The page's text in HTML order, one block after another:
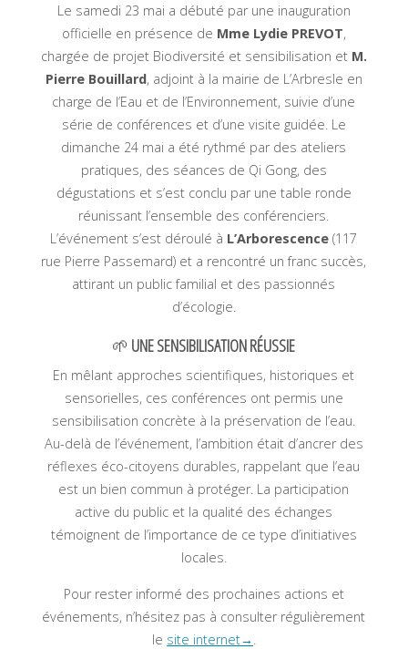
Le samedi 23 mai a débuté par une inauguration
officielle en présence de Mme Lydie PREVOT,
chargée de projet Biodiversité et sensibilisation et M.
Pierre Bouillard, adjoint à la mairie de L’Arbresle en
charge de l’Eau et de l’Environnement, suivie d’une
série de conférences et d’une visite guidée. Le
dimanche 24 mai a été rythmé par des ateliers
pratiques, des séances de Qi Gong, des
dégustations et s’est conclu par une table ronde
réunissant l’ensemble des conférenciers
L’événement s’est déroulé à L’Arborescence (117
rue Pierre Passemard) et a rencontré un franc succès,
attirant un public familial et des passionnés
d’écologie.
🌱 UNE SENSIBILISATION RÉUSSIE
En mêlant approches scientifiques, historiques et
sensorielles, ces conférences ont permis une
sensibilisation concrète à la préservation de l’eau.
Au-delà de l’événement, l’ambition était d’ancrer des
réflexes éco-citoyens durables, rappelant que l’eau
est un bien commun à protéger. La participation
active du public et la qualité des échanges
témoignent de l’importance de ce type d’initiatives
locales.
Pour rester informé des prochaines actions et
événements, n’hésitez pas à consulter régulièrement
le site internet→